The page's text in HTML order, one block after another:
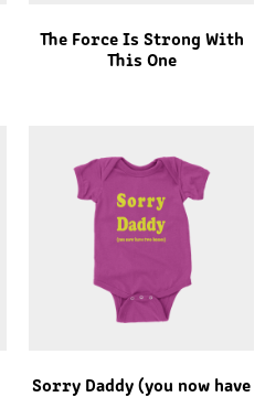
The Force Is Strong With
This One
Sorry Daddy (you now have